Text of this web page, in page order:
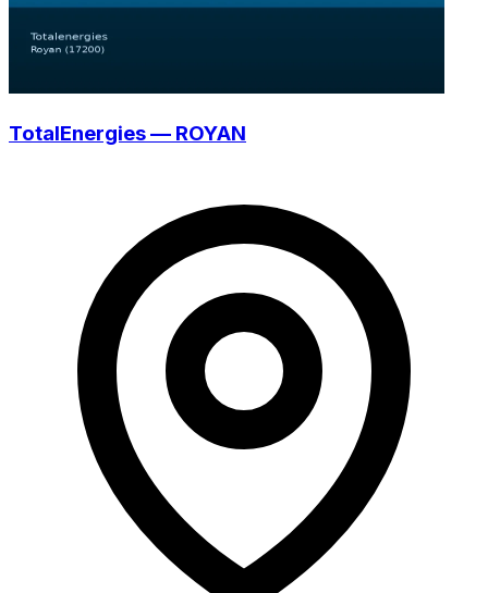
TotalEnergies — ROYAN